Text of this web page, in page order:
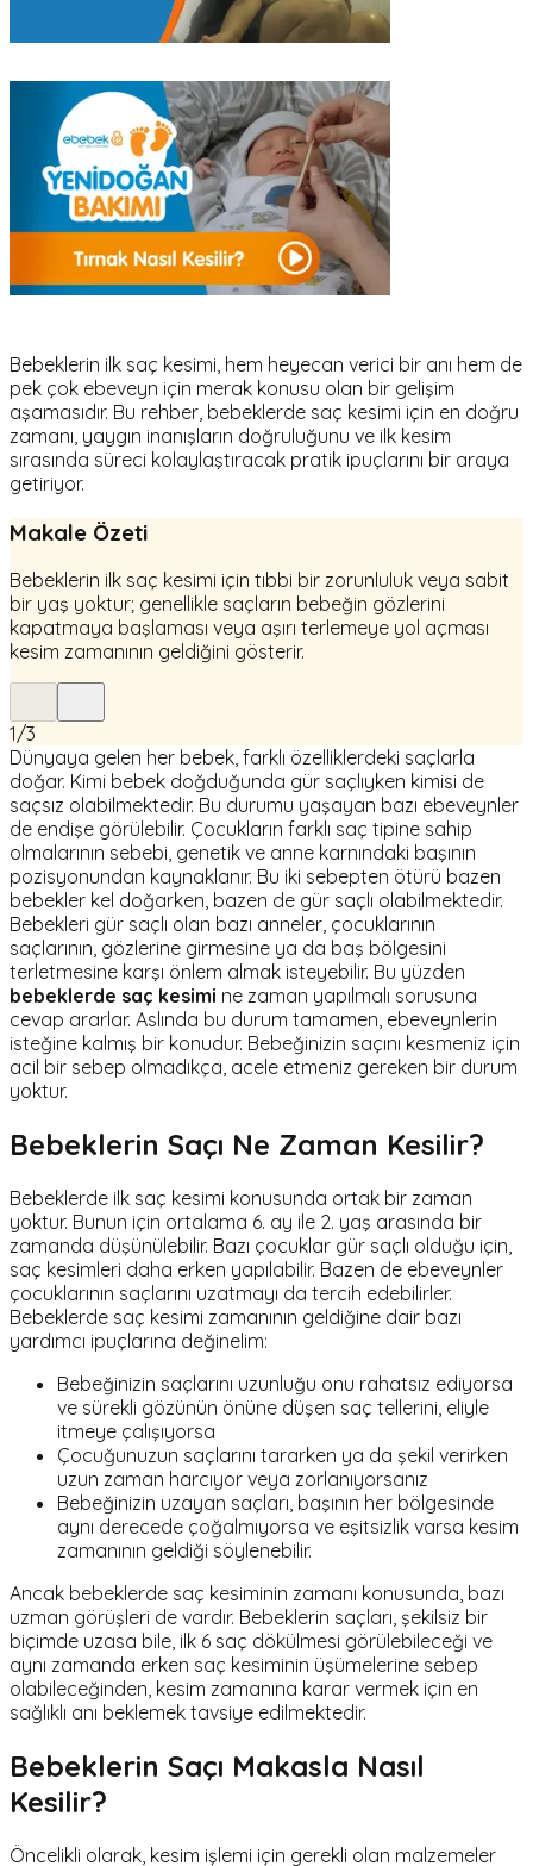
Bebeklerin ilk saç kesimi, hem heyecan verici bir anı hem de
pek çok ebeveyn için merak konusu olan bir gelişim
aşamasıdır. Bu rehber, bebeklerde saç kesimi için en doğru
zamanı, yaygın inanışların doğruluğunu ve ilk kesim
sırasında süreci kolaylaştıracak pratik ipuçlarını bir araya
getiriyor.
Makale Özeti
Bebeklerin ilk saç kesimi için tıbbi bir zorunluluk veya sabit
bir yaş yoktur; genellikle saçların bebeğin gözlerini
kapatmaya başlaması veya aşırı terlemeye yol açması
kesim zamanının geldiğini gösterir.
1/3
Dünyaya gelen her bebek, farklı özelliklerdeki saçlarla
doğar. Kimi bebek doğduğunda gür saçlıyken kimisi de
saçsız olabilmektedir. Bu durumu yaşayan bazı ebeveynler
de endişe görülebilir. Çocukların farklı saç tipine sahip
olmalarının sebebi, genetik ve anne karnındaki başının
pozisyonundan kaynaklanır. Bu iki sebepten ötürü bazen
bebekler kel doğarken, bazen de gür saçlı olabilmektedir.
Bebekleri gür saçlı olan bazı anneler, çocuklarının
saçlarının, gözlerine girmesine ya da baş bölgesini
terletmesine karşı önlem almak isteyebilir. Bu yüzden
bebeklerde saç kesimi ne zaman yapılmalı sorusuna
cevap ararlar. Aslında bu durum tamamen, ebeveynlerin
isteğine kalmış bir konudur. Bebeğinizin saçını kesmeniz için
acil bir sebep olmadıkça, acele etmeniz gereken bir durum
yoktur.
Bebeklerin Saçı Ne Zaman Kesilir?
Bebeklerde ilk saç kesimi konusunda ortak bir zaman
yoktur. Bunun için ortalama 6. ay ile 2. yaş arasında bir
zamanda düşünülebilir. Bazı çocuklar gür saçlı olduğu için,
saç kesimleri daha erken yapılabilir. Bazen de ebeveynler
çocuklarının saçlarını uzatmayı da tercih edebilirler.
Bebeklerde saç kesimi zamanının geldiğine dair bazı
yardımcı ipuçlarına değinelim:
Bebeğinizin saçlarını uzunluğu onu rahatsız ediyorsa
ve sürekli gözünün önüne düşen saç tellerini, eliyle
itmeye çalışıyorsa
Çocuğunuzun saçlarını tararken ya da şekil verirken
uzun zaman harcıyor veya zorlanıyorsanız
Bebeğinizin uzayan saçları, başının her bölgesinde
aynı derecede çoğalmıyorsa ve eşitsizlik varsa kesim
zamanının geldiği söylenebilir.
Ancak bebeklerde saç kesiminin zamanı konusunda, bazı
uzman görüşleri de vardır. Bebeklerin saçları, şekilsiz bir
biçimde uzasa bile, ilk 6 saç dökülmesi görülebileceği ve
aynı zamanda erken saç kesiminin üşümelerine sebep
olabileceğinden, kesim zamanına karar vermek için en
sağlıklı anı beklemek tavsiye edilmektedir.
Bebeklerin Saçı Makasla Nasıl
Kesilir?
Öncelikli olarak, kesim işlemi için gerekli olan malzemeler